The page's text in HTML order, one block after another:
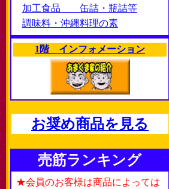
加工食品 缶詰・瓶詰等
調味料・沖縄料理の素
1階 インフォメーション
お奨め商品を見る
売筋ランキング
★会員のお客様は商品によっては